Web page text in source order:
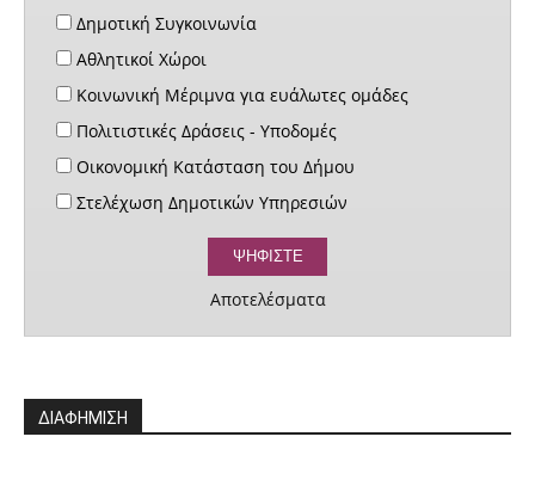
Δημοτική Συγκοινωνία
Αθλητικοί Χώροι
Κοινωνική Μέριμνα για ευάλωτες ομάδες
Πολιτιστικές Δράσεις - Υποδομές
Οικονομική Κατάσταση του Δήμου
Στελέχωση Δημοτικών Υπηρεσιών
Αποτελέσματα
ΔΙΑΦΗΜΙΣΗ